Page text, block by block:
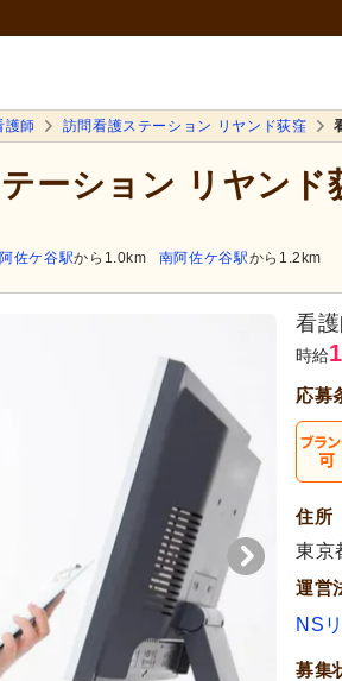
護師 訪問看護ステーション リヤンド荻窪
ーション リヤンド
阿佐ケ谷駅から1.0km 南阿佐ケ谷駅から1.2km
看
時給
応募
住所
東京
運営
NS
募集